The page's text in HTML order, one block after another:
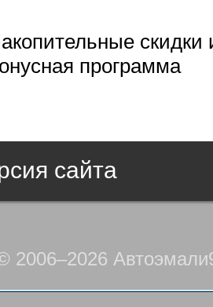
скидки
программа
сайта
2006–2026